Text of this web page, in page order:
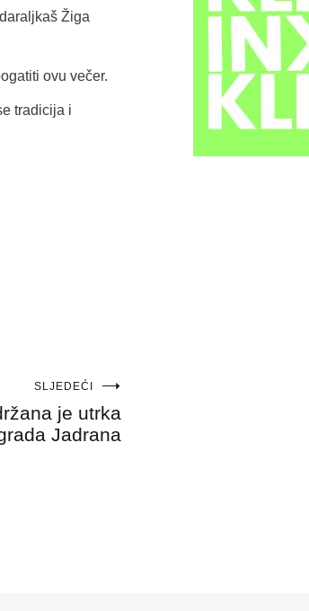
Žiga
ovu večer.
tradicija i
SLJEDEĆI
je utrka
Jadrana